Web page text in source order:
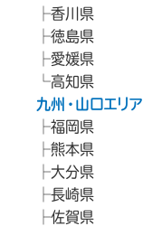
香川県
徳島県
愛媛県
高知県
九州・山口エリア
福岡県
熊本県
大分県
長崎県
佐賀県